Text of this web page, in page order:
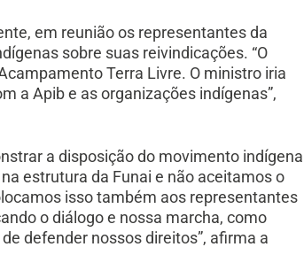
em reunião os representantes da
sobre suas reivindicações. “O
Terra Livre. O ministro iria
a Apib e as organizações indígenas”,
a disposição do movimento indígena
estrutura da Funai e não aceitamos o
isso também aos representantes
o diálogo e nossa marcha, como
defender nossos direitos”, afirma a